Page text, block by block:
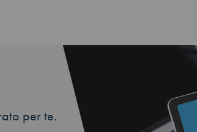
per te.